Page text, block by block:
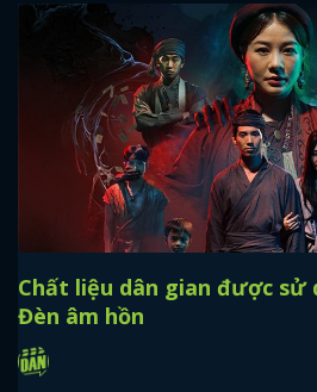
Chất liệu dân gian được
Đèn âm hồn